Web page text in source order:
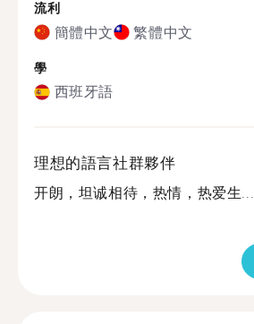
流利
簡體中文 繁體中文
學
西班牙語
理想的語言社群夥伴
开朗，坦诚相待，热情，热爱生...